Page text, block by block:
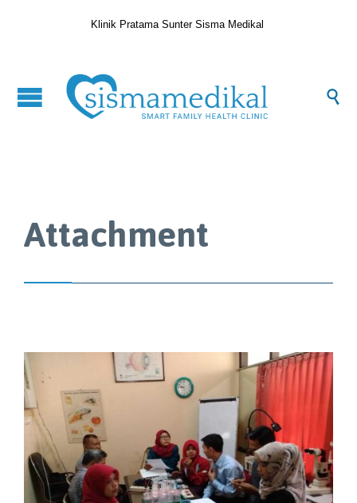
Klinik Pratama Sunter Sisma Medikal

Attachment